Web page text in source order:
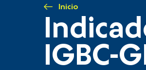
Inicio
IGBC-